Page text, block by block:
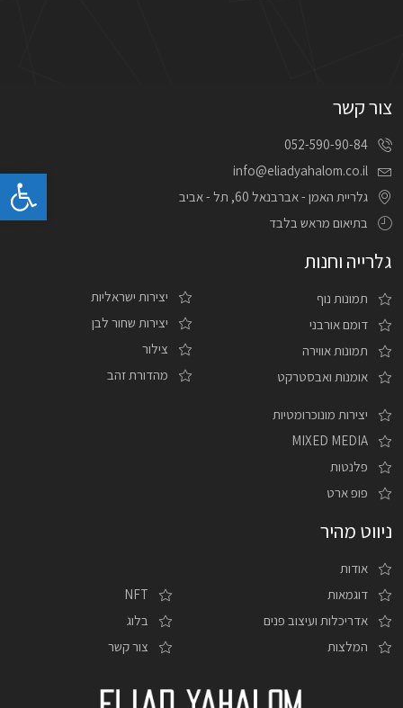
צור קשר
052-590-90-84
info@eliadyahalom.co.il
גלריית האמן - אברבנאל 60, תל - אביב
בתיאום מראש בלבד
גלרייה וחנות
תמונות נוף
דומם אורבני
תמונות אווירה
אומנות ואבסטרקט
יצירות ישראליות
יצירות שחור לבן
צילור
מהדורת זהב
יצירות מונוכרומטיות
MIXED MEDIA
פלנטות
פופ ארט
ניווט מהיר
אודות
דוגמאות
אדריכלות ועיצוב פנים
המלצות
NFT
בלוג
צור קשר